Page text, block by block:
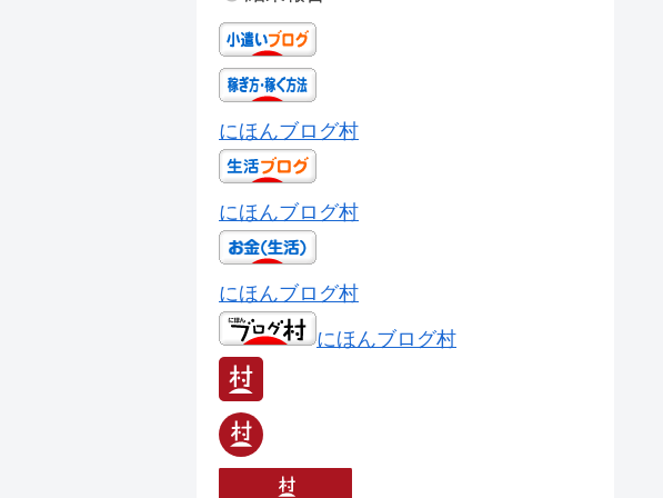
にほんブログ村
にほんブログ村
にほんブログ村
にほんブログ村